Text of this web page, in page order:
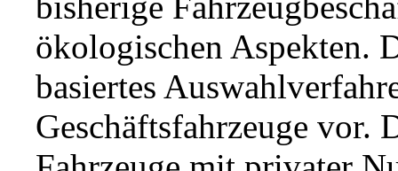
ökologischen Aspekten.
basiertes
Geschäftsfahrzeuge vor.